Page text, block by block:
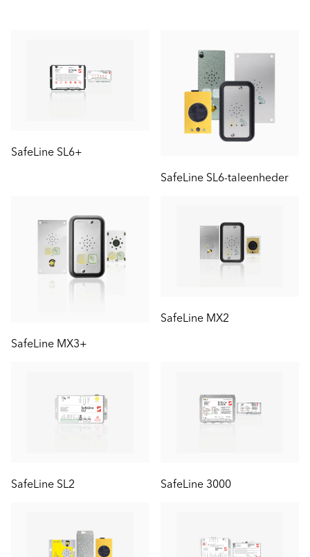
SafeLine SL6+
SafeLine SL6-taleenheder
SafeLine MX3+
SafeLine MX2
SafeLine SL2 SafeLine 3000